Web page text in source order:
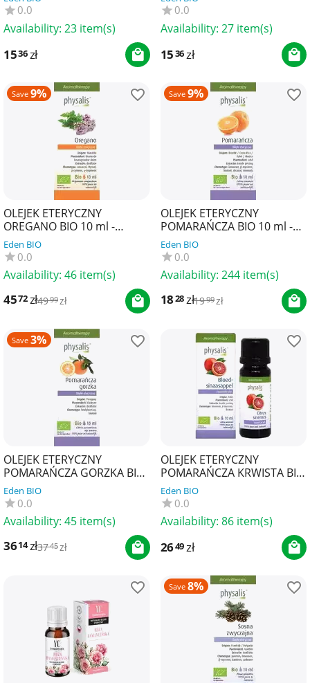
YOUR CANDLE
0.0
Availability: 23 item(s)
1536zł
10 ml - YOUR CANDLE
0.0
Availability: 27 item(s)
1536zł
Save 9%
OLEJEK ETERYCZNY
OREGANO BIO 10 ml -
PHYSALIS
Eden BIO
0.0
Availability: 46 item(s)
4572zł4999 zł
Save 9%
OLEJEK ETERYCZNY
POMARAŃCZA BIO 10 ml -
PHYSALIS
Eden BIO
0.0
Availability: 244 item(s)
1828zł1999 zł
Save 3%
OLEJEK ETERYCZNY
POMARAŃCZA GORZKA BIO
10 ml - PHYSALIS
Eden BIO
0.0
Availability: 45 item(s)
3614zł3745zł
OLEJEK ETERYCZNY
POMARAŃCZA KRWISTA BIO
10 ml - PHYSALIS
Eden BIO
0.0
Availability: 86 item(s)
2649zł
Save 8%